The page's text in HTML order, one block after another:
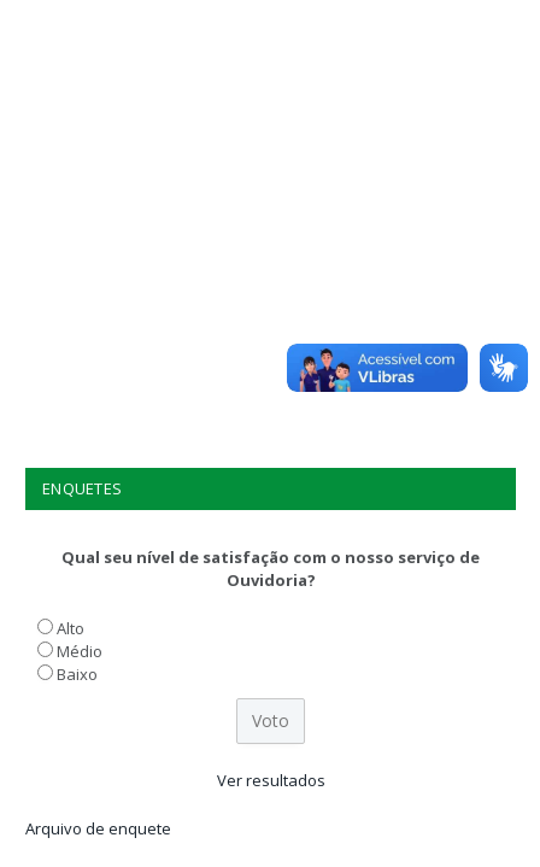
ENQUETES
Qual seu nível de satisfação com o nosso serviço de
Ouvidoria?
Alto
Médio
Baixo
Ver resultados
Arquivo de enquete